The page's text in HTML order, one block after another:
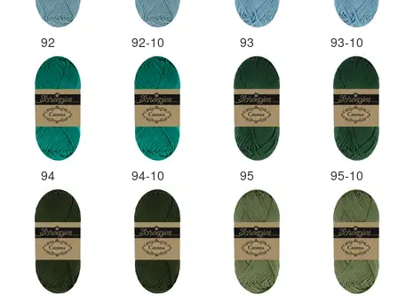
92 92-10 93 93-10
94 94-10 95 95-10